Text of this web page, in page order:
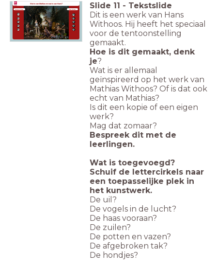
Wat is van Mathias en wat is van Hans?
M
Mathias Withoos Hans Withoos
M
M
M
M
H
H
H
H
H
Slide 11 - Tekstslide
Dit is een werk van Hans
Withoos. Hij heeft het speciaal
voor de tentoonstelling
gemaakt.
Hoe is dit gemaakt, denk
je?
Wat is er allemaal
geïnspireerd op het werk van
Mathias Withoos? Of is dat ook
echt van Mathias?
Is dit een kopie of een eigen
werk?
Mag dat zomaar?
Bespreek dit met de
leerlingen.
Wat is toegevoegd?
Schuif de lettercirkels naar
een toepasselijke plek in
het kunstwerk.
De uil?
De vogels in de lucht?
De haas vooraan?
De zuilen?
De potten en vazen?
De afgebroken tak?
De hondjes?